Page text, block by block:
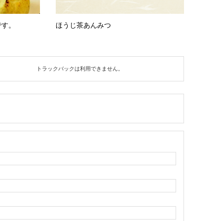
。 ほうじ茶あんみつ
トラックバックは利用できません。